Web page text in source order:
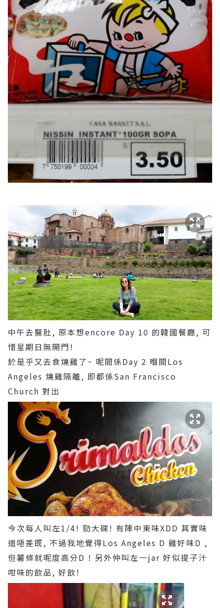
中午去醫肚, 原本想encore Day 10 的韓國餐廳, 可
惜星期日無開門!
於是乎又去食燒雞了~ 呢間係Day 2 嗰間Los
Angeles 燒雞隔離, 即都係San Francisco
Church 對出
今次每人叫左1/4! 勁大碟! 有陣中東味XDD 其實味
道唔差既, 不過我地覺得Los Angeles D 雞好味D ,
但薯條就呢度高分D ! 另外仲叫左一jar 好似提子汁
咁味的飲品, 好飲!